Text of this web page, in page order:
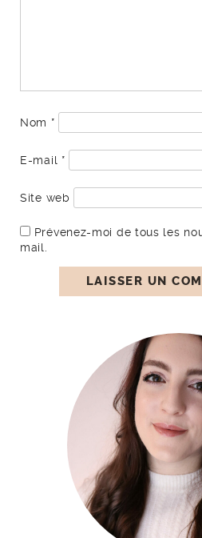
Nom *
E-mail *
Site web
Prévenez-moi de tous les
mail.